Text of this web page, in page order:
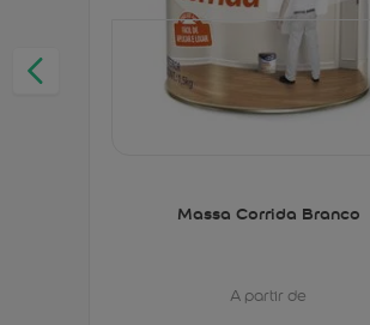
Massa Corrida Branco
A partir de